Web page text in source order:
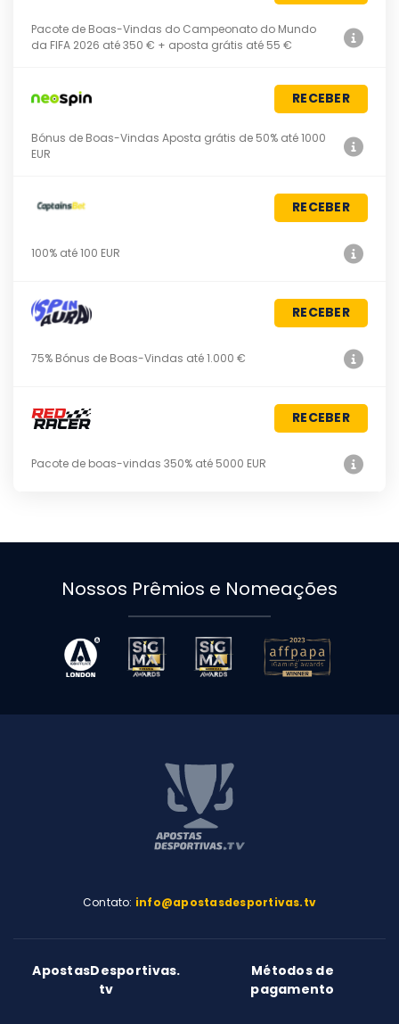
Pacote de Boas-Vindas do Campeonato do Mundo
da FIFA 2026 até 350 € + aposta grátis até 55 €
RECEBER
Bónus de Boas-Vindas Aposta grátis de 50% até 1000
EUR
RECEBER
100% até 100 EUR
RECEBER
75% Bónus de Boas-Vindas até 1.000 €
RECEBER
Pacote de boas-vindas 350% até 5000 EUR
Nossos Prêmios e Nomeações
Contato: info@apostasdesportivas.tv
ApostasDesportivas.
tv
Métodos de
pagamento